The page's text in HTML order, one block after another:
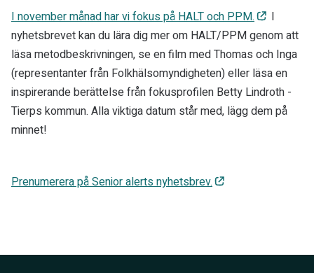
I november månad har vi fokus på HALT och PPM.
I
nyhetsbrevet kan du lära dig mer om HALT/PPM genom att
läsa metodbeskrivningen, se en film med Thomas och Inga
(representanter från Folkhälsomyndigheten) eller läsa en
inspirerande berättelse från fokusprofilen Betty Lindroth -
Tierps kommun. Alla viktiga datum står med, lägg dem på
minnet!
Prenumerera på Senior alerts nyhetsbrev.